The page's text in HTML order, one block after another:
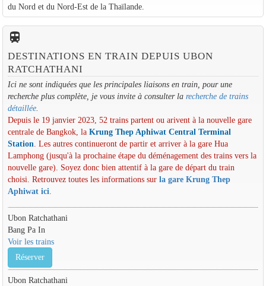
du Nord et du Nord-Est de la Thaïlande.
train
DESTINATIONS EN TRAIN DEPUIS UBON
RATCHATHANI
Ici ne sont indiquées que les principales liaisons en train, pour une
recherche plus complète, je vous invite à consulter la recherche de trains
détaillée.
Depuis le 19 janvier 2023, 52 trains partent ou arivent à la nouvelle gare
centrale de Bangkok, la Krung Thep Aphiwat Central Terminal
Station. Les autres continueront de partir et arriver à la gare Hua
Lamphong (jusqu'à la prochaine étape du déménagement des trains vers la
nouvelle gare). Soyez donc bien attentif à la gare de départ du train
choisi. Retrouvez toutes les informations sur la gare Krung Thep
Aphiwat ici.
Ubon Ratchathani
Bang Pa In
Voir les trains
Réserver
Ubon Ratchathani